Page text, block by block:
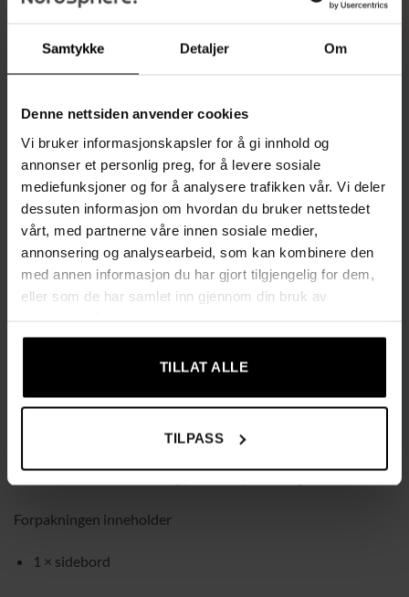
Samtykke Detaljer Om
Denne nettsiden anvender cookies
Vi bruker informasjonskapsler for å gi innhold og
annonser et personlig preg, for å levere sosiale
mediefunksjoner og for å analysere trafikken vår. Vi deler
dessuten informasjon om hvordan du bruker nettstedet
vårt, med partnerne våre innen sosiale medier,
annonsering og analysearbeid, som kan kombinere den
med annen informasjon du har gjort tilgjengelig for dem,
eller som de har samlet inn gjennom din bruk av
TILLAT ALLE
TILPASS
Vintage brun bordplate og svarte ståldetaljer skaper et
2 netthyller gir praktisk ekstra oppbevaring til for
Lett å montere med tydelige, illustrerte instruksjoner;
delene er nummerert og forboret, og både beslag og
verktøy følger med
Produktinformasjon
Farge: vintage brun/svart
Vekt: 6,7 kg
Maks statisk belastning bordplate: 20 kg
Forpakningen inneholder
1 × sidebord